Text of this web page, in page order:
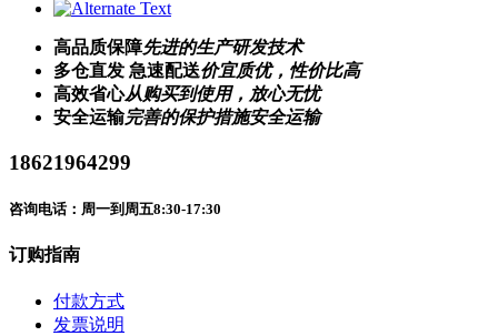
高品质保障先进的生产研发技术
多仓直发 急速配送价宜质优，性价比高
高效省心从购买到使用，放心无忧
安全运输完善的保护措施安全运输
18621964299
咨询电话：周一到周五8:30-17:30
订购指南
付款方式
发票说明